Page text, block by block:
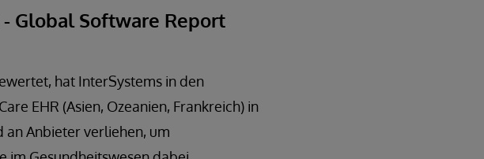
- Global Software Report
hat InterSystems in den
EHR (Asien, Ozeanien, Frankreich) in
an Anbieter verliehen, um